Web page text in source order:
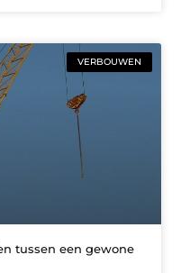
VERBOUWEN
tussen een gewone